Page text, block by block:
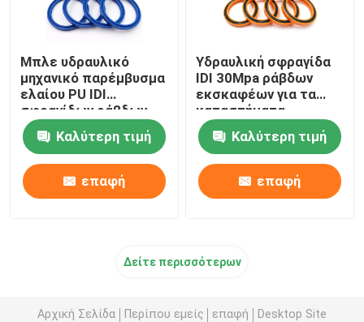
Μπλε υδραυλικό
μηχανικό παρέμβυσμα
ελαίου PU IDI
σφραγίδων ράβδων
για τον εκσκαφέα
Καλύτερη τιμή
επαφή
Υδραυλική σφραγίδα
IDI 30Mpa ράβδων
εκσκαφέων για τα
καταστήματα
επισκευής
μηχανημάτων
Καλύτερη τιμή
επαφή
Δείτε περισσότερων
Αρχική Σελίδα Περίπου εμείς επαφή Desktop Site